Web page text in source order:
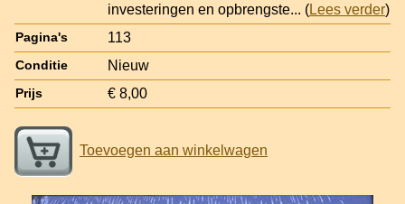
investeringen en opbrengste... (Lees verder)
Pagina's 113
Conditie Nieuw
Prijs € 8,00
Toevoegen aan winkelwagen